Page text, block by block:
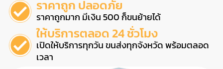
ราคาถูก ปลอดภัย
ราคาถูกมาก มีเงิน 500 ก็ขนย้ายได้
ให้บริการตลอด 24 ชั่วโมง
เปิดให้บริการทุกวัน ขนส่งทุกจังหวัด พร้อมตลอด
เวลา